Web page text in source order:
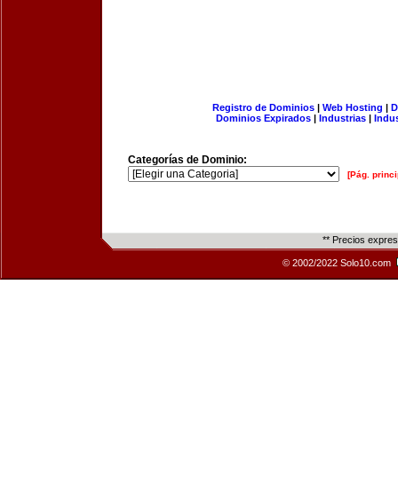
Registro de Dominios| Web Hosting |
Dominios Expirados | Industrias |
Categorías de Dominio:
[Pág.
** Precios
© 2002/2022 Solo10.com